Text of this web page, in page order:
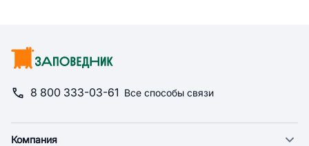
8 800 333-03-61 Все способы связи
Компания